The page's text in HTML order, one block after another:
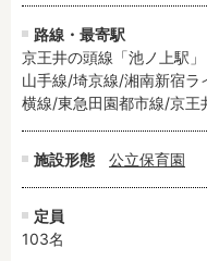
路線・最寄駅
京王井の頭線「池ノ上駅
山手線/埼京線/湘南新宿
横線/東急田園都市線/京王
施設形態 公立保育園
定員
103名